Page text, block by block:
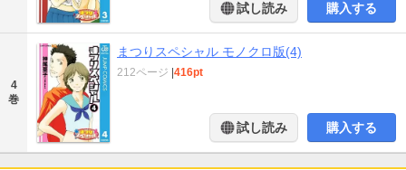
試し読み 購入する
4
巻
まつりスペシャル モノクロ版(4)
212ページ 416pt
試し読み 購入する